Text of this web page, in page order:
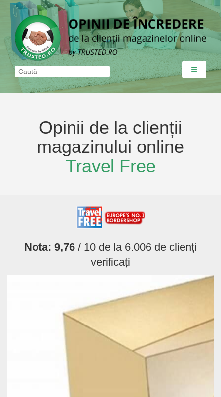
☰
Opinii de la clienții
magazinului online
Travel Free
Nota: 9,76 / 10 de la 6.006 de clienți
verificați